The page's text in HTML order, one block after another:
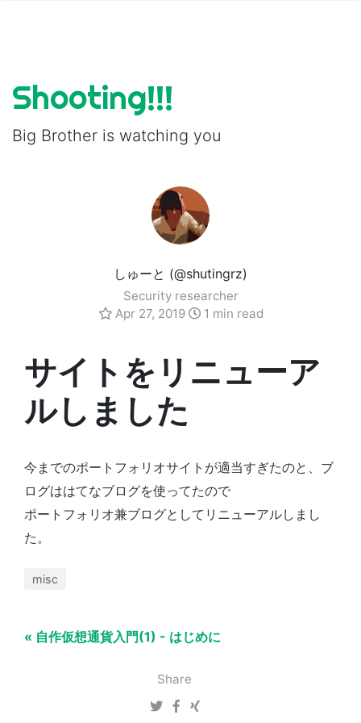
Shooting!!!
Big Brother is watching you
Share
しゅーと (@shutingrz)
Security researcher
Apr 27, 2019
1 min read
サイトをリニューア
ルしました
今までのポートフォリオサイトが適当すぎたのと、ブ
ログははてなブログを使ってたので
ポートフォリオ兼ブログとしてリニューアルしまし
た。
misc
« 自作仮想通貨入門(1) - はじめに